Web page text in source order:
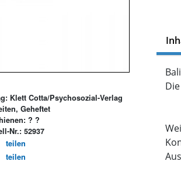
Klett Cotta/Psychosozial-Verlag
Geheftet
? ?
Nr.: 52937
teilen
teilen